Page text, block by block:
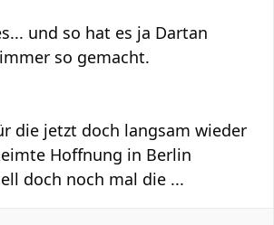
und so hat es ja Dartan
so gemacht.
die jetzt doch langsam wieder
Hoffnung in Berlin
doch noch mal die ...